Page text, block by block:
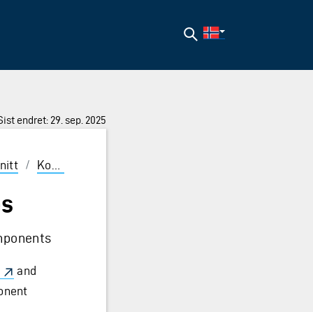
Søk
endret: 29. sep. 2025
/ Komponenter
and